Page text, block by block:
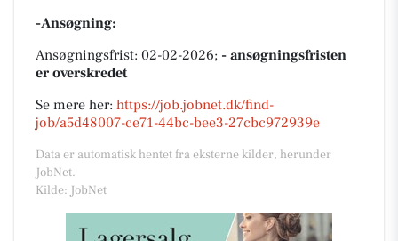
-Ansøgning:
Ansøgningsfrist: 02-02-2026; - ansøgningsfristen
er overskredet
Se mere her: https://job.jobnet.dk/find-
job/a5d48007-ce71-44bc-bee3-27cbc972939e
Data er automatisk hentet fra eksterne kilder, herunder
JobNet.
Kilde: JobNet